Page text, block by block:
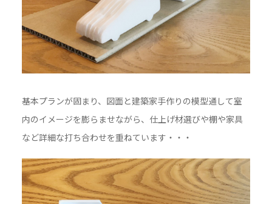
基本プランが固まり、図面と建築家手作りの模型通して室
内のイメージを膨らませながら、仕上げ材選びや棚や家具
など詳細な打ち合わせを重ねています・・・